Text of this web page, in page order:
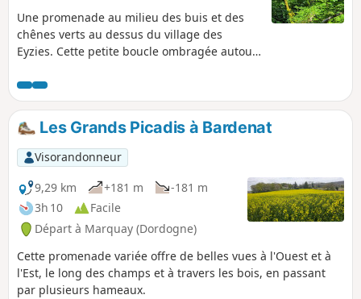
Une promenade au milieu des buis et des
chênes verts au dessus du village des
Eyzies. Cette petite boucle ombragée autour
parcourue en famille. Un sentier boisé
escarpé rejoint le charmant hameau de la
Mouthe, qui renferme la grotte du même
nom (inaccessible à la visite).
Les Grands Picadis à Bardenat
Visorandonneur
9,29 km
+181 m
-181 m
3h 10
Facile
Départ à Marquay (Dordogne)
Cette promenade variée offre de belles vues à l'Ouest et à
l'Est, le long des champs et à travers les bois, en passant
par plusieurs hameaux.